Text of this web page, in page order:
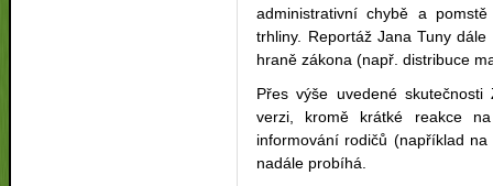
administrativní chybě a
trhliny. Reportáž Jana Tuny
hraně zákona (např. distribuce
Přes výše uvedené
verzi, kromě krátké reakce
informování rodičů (například
nadále probíhá.